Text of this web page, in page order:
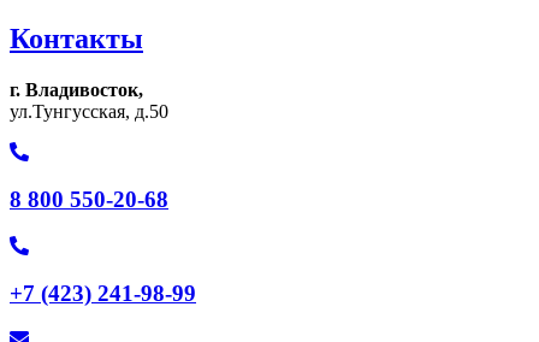
Контакты
г. Владивосток,
ул.Тунгусская, д.50
8 800 550-20-68
+7 (423) 241-98-99